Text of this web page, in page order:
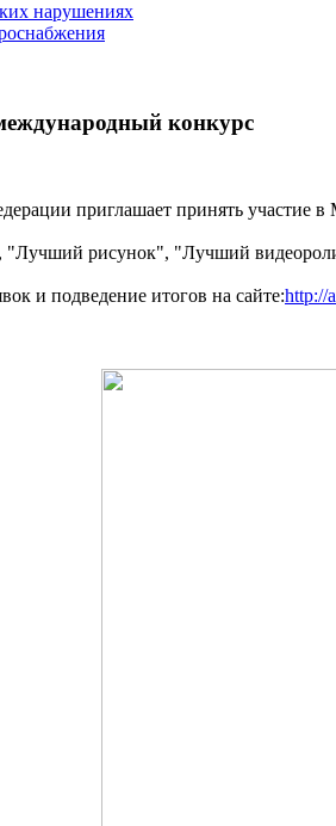
нарушениях
конкурс
приглашает принять
"Лучший рисунок", "Лучший
и подведение итогов на сайте:http://